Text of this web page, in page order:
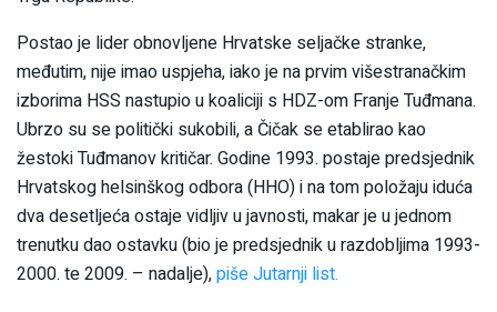
Postao je lider obnovljene Hrvatske seljačke stranke,
međutim, nije imao uspjeha, iako je na prvim višestranačkim
izborima HSS nastupio u koaliciji s HDZ-om Franje Tuđmana.
Ubrzo su se politički sukobili, a Čičak se etablirao kao
žestoki Tuđmanov kritičar. Godine 1993. postaje predsjednik
Hrvatskog helsinškog odbora (HHO) i na tom položaju iduća
dva desetljeća ostaje vidljiv u javnosti, makar je u jednom
trenutku dao ostavku (bio je predsjednik u razdobljima 1993-
2000. te 2009. – nadalje),piše Jutarnji list.